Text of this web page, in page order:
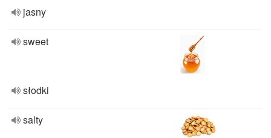
jasny
sweet
słodki
salty